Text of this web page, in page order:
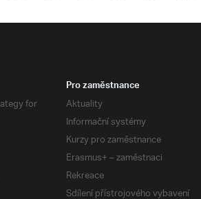
for
Pro zaměstnance
Aktuality
Informační systémy
Kurzy pro zaměstnance
Erasmus+ – zaměstnaci
Rekreace
Sdílení přístrojového vybavení